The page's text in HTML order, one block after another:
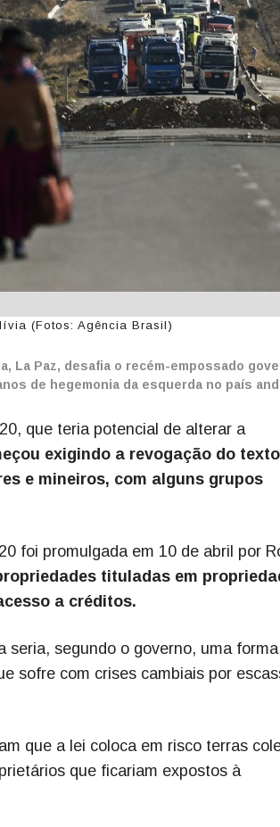
(Fotos: Agência Brasil)
La Paz, desafia o recém-empossado
de hegemonia da esquerda no país
que teria potencial de alterar a
exigindo a revogação do
e mineiros, com alguns grupos
foi promulgada em 10 de abril por
tituladas em
a créditos.
seria, segundo o governo, uma
sofre com crises cambiais por
que a lei coloca em risco terras
que ficariam expostos à